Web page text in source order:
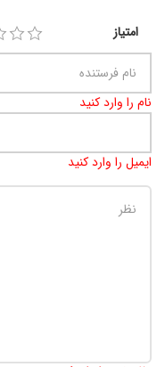
امتیاز
نام را وارد کنید
ایمیل را وارد کنید